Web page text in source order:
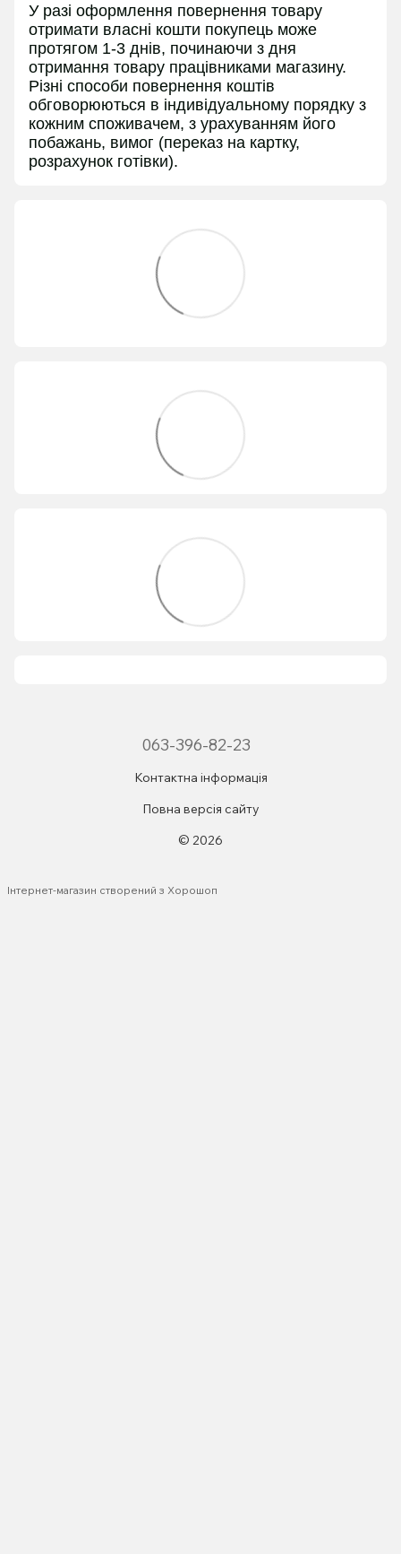
У разі оформлення повернення товару
отримати власні кошти покупець може
протягом 1-3 днів, починаючи з дня
отримання товару працівниками магазину.
Різні способи повернення коштів
обговорюються в індивідуальному порядку з
кожним споживачем, з урахуванням його
побажань, вимог (переказ на картку,
розрахунок готівки).
063-396-82-23
Контактна інформація
Повна версія сайту
© 2026
Інтернет-магазин створений з Хорошоп